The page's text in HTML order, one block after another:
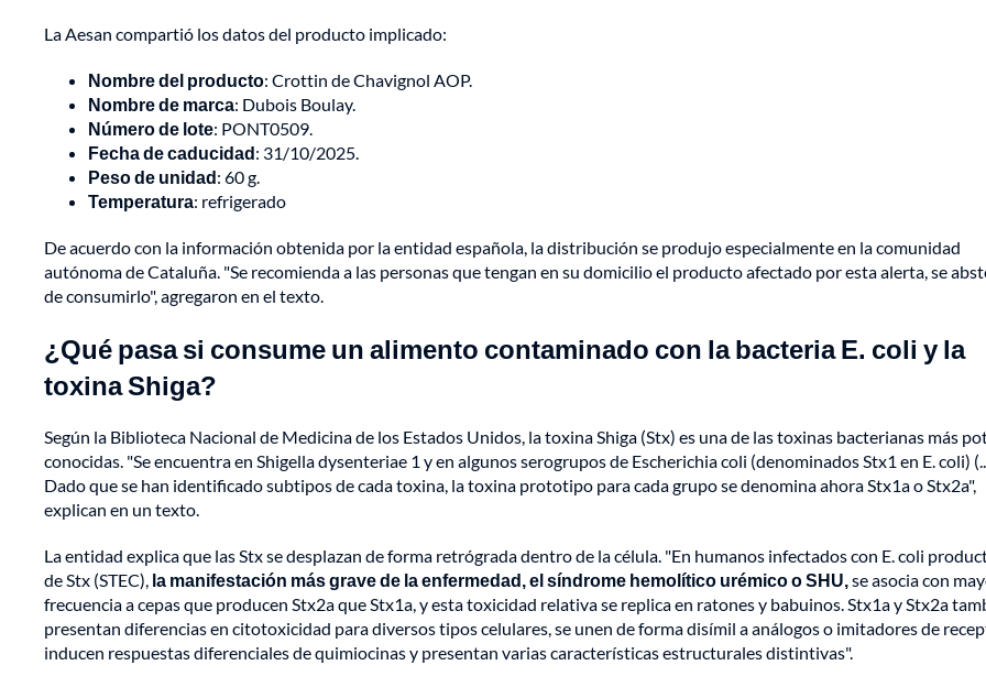
La Aesan compartió los datos del producto implicado:
Nombre del producto: Crottin de Chavignol AOP.
Nombre de marca: Dubois Boulay.
Número de lote: PONT0509.
Fecha de caducidad: 31/10/2025.
Peso de unidad: 60 g.
Temperatura: refrigerado
De acuerdo con la información obtenida por la entidad española, la distribución se produjo especialmente en la comunidad
autónoma de Cataluña. "Se recomienda a las personas que tengan en su domicilio el producto afectado por esta alerta, se
de consumirlo", agregaron en el texto.
¿Qué pasa si consume un alimento contaminado con la bacteria E. coli y la
toxina Shiga?
Según la Biblioteca Nacional de Medicina de los Estados Unidos, la toxina Shiga (Stx) es una de las toxinas bacterianas más
conocidas. "Se encuentra en Shigella dysenteriae 1 y en algunos serogrupos de Escherichia coli (denominados Stx1 en E. coli)
Dado que se han identificado subtipos de cada toxina, la toxina prototipo para cada grupo se denomina ahora Stx1a o Stx2a",
explican en un texto.
La entidad explica que las Stx se desplazan de forma retrógrada dentro de la célula. "En humanos infectados con E. coli
de Stx (STEC), la manifestación más grave de la enfermedad, el síndrome hemolítico urémico o SHU,se asocia con
frecuencia a cepas que producen Stx2a que Stx1a, y esta toxicidad relativa se replica en ratones y babuinos. Stx1a y Stx2a
presentan diferencias en citotoxicidad para diversos tipos celulares, se unen de forma disímil a análogos o imitadores de
inducen respuestas diferenciales de quimiocinas y presentan varias características estructurales distintivas".